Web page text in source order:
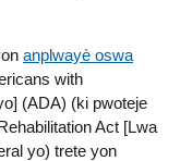
anplwayè oswa
with
(ADA) (ki pwoteje
Act [Lwa
yo) trete yon